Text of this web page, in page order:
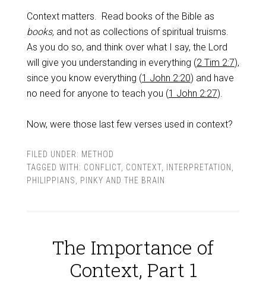
Context matters. Read books of the Bible as
books, and not as collections of spiritual truisms.
As you do so, and think over what I say, the Lord
will give you understanding in everything (2 Tim 2:7),
since you know everything (1 John 2:20) and have
no need for anyone to teach you (1 John 2:27).
Now, were those last few verses used in context?
FILED UNDER: METHOD
TAGGED WITH: CONFLICT, CONTEXT, INTERPRETATION
PHILIPPIANS
PINKY AND THE BRAIN
The Importance of
Context, Part 1